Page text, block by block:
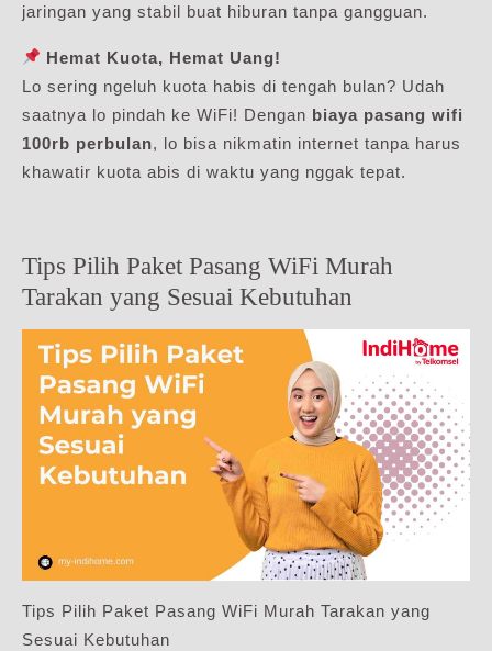
jaringan yang stabil buat hiburan tanpa gangguan.
Hemat Kuota, Hemat Uang!
Lo sering ngeluh kuota habis di tengah bulan? Udah
saatnya lo pindah ke WiFi! Dengan biaya pasang wifi
100rb perbulan, lo bisa nikmatin internet tanpa harus
khawatir kuota abis di waktu yang nggak tepat.
Tips Pilih Paket Pasang WiFi Murah
Tarakan yang Sesuai Kebutuhan
Tips Pilih Paket Pasang WiFi Murah Tarakan yang
Sesuai Kebutuhan